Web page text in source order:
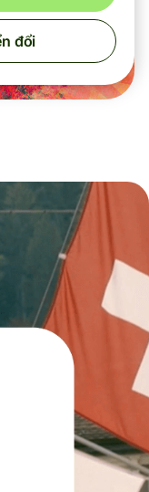
đổi